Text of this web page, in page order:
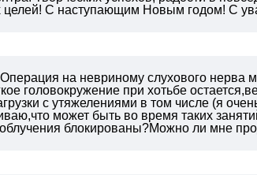
целей! С наступающим Новым годом! С
на невриному слухового нерва
головокружение при хотьбе
с утяжелениями в том числе (я
может быть во время таких
блокированы?Можно ли мне